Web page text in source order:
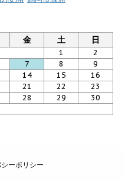
金 土 日
1
2
7 8
9
14 15
16
21 22
23
28 29
30
ーポリシー